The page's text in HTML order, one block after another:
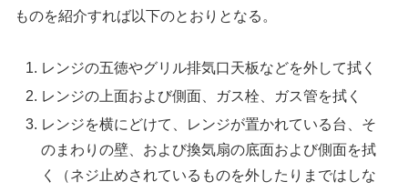
ものを紹介すれば以下のとおりとなる。
レンジの五徳やグリル排気口天板などを外して拭く
レンジの上面および側面、ガス栓、ガス管を拭く
レンジを横にどけて、レンジが置かれている台、そ
のまわりの壁、および換気扇の底面および側面を拭
く（ネジ止めされているものを外したりまではしな